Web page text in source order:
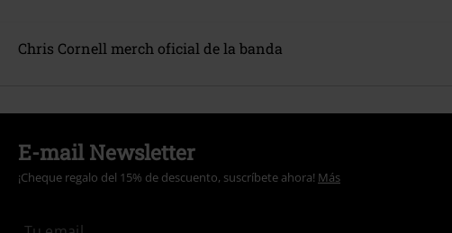
Chris Cornell merch oficial de la banda
E-mail Newsletter
¡Cheque regalo del 15% de descuento, suscríbete ahora! Más